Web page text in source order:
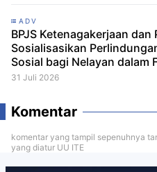
ADV
BPJS Ketenagakerjaan dan
Sosialisasikan
Sosial bagi Nelayan dalam
Konsultasi Publik
31 Juli 2026
Komentar
komentar yang tampil sepenuhnya
yang diatur UU ITE